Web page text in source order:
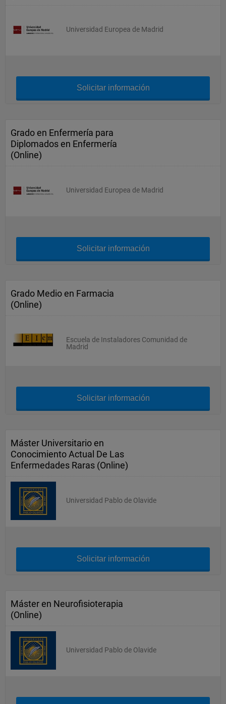
Universidad Europea de Madrid
Solicitar información
Grado en Enfermería para
Diplomados en Enfermería
(Online)
Universidad Europea de Madrid
Solicitar información
Grado Medio en Farmacia
(Online)
Escuela de Instaladores Comunidad de
Madrid
Solicitar información
Máster Universitario en
Conocimiento Actual De Las
Enfermedades Raras (Online)
Universidad Pablo de Olavide
Solicitar información
Máster en Neurofisioterapia
(Online)
Universidad Pablo de Olavide